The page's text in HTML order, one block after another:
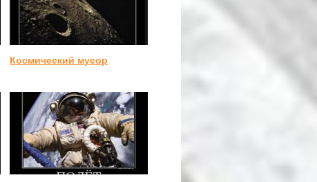
Космический мусор